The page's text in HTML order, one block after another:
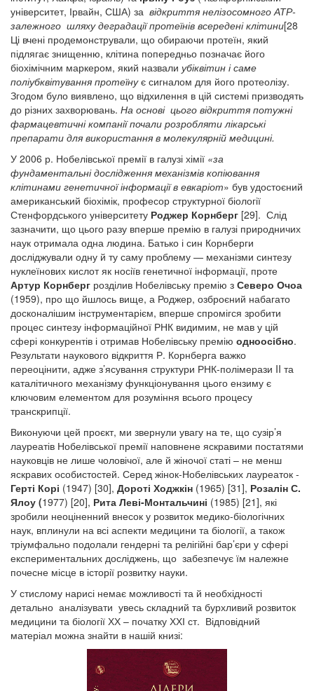
університет, Ірвайн, США) за відкриття нелізосомного АТР-
залежного шляху деградації протеїнів всередені клітини[28
Ці вчені продемонстрували, що обираючи протеїн, який
підлягає знищенню, клітина попередньо позначає його
біохімічним маркером, який назвали убіквітин і саме
поліубквітування протеїнує сигналом для його протеолізу.
Згодом було виявлено, що відхилення в цій системі призводять
до різних захворювань. На основі цього відкриття потужні
фармацевтичні компанії почали розробляти лікарські
препарати для використання в молекулярній медицині.
У 2006 р. Нобелівської премії в галузі хімії «за
фундаментальні дослідження механізмів копіювання
клітинами генетичної інформації в евкаріот» був удостоєний
американський біохімік, професор структурної біології
Стенфордського університету Роджер Корнберг [29]. Слід
зазначити, що цього разу вперше премію в галузі природничих
наук отримала одна людина. Батько і син Корнберги
досліджували одну й ту саму проблему — механізми синтезу
нуклеїнових кислот як носіїв генетичної інформації, проте
Артур Корнберг розділив Нобелівську премію з Северо Очоа
(1959), про що йшлось вище, а Роджер, озброєний набагато
досконалішим інструментарієм, вперше спромігся зробити
процес синтезу інформаційної РНК видимим, не мав у цій
сфері конкурентів і отримав Нобелівську премію одноосібно.
Результати наукового відкриття Р. Корнберга важко
переоцінити, адже з’ясування структури РНК-полімерази II та
каталітичного механізму функціонування цього ензиму є
ключовим елементом для розуміння всього процесу
транскрипції.
Виконуючи цей проєкт, ми звернули увагу на те, що сузір’я
лауреатів Нобелівської премії наповнене яскравими постатями
науковців не лише чоловічої, але й жіночої статі – не менш
яскравих особистостей. Серед жінок-Нобелівських лауреаток -
Герті Корі (1947) [30], Дороті Ходжкін (1965) [31], Розалін С.
Ялоу (1977) [20], Рита Леві-Монтальчині (1985) [21], які
зробили неоціненний внесок у розвиток медико-біологічних
наук, вплинули на всі аспекти медицини та біології, а також
тріумфально подолали гендерні та релігійні бар’єри у сфері
експериментальних досліджень, що забезпечує їм належне
почесне місце в історії розвитку науки.
У стислому нарисі немає можливості та й необхідності
детально аналізувати увесь складний та бурхливий розвиток
медицини та біології ХХ – початку ХХІ ст. Відповідний
матеріал можна знайти в нашій книзі: